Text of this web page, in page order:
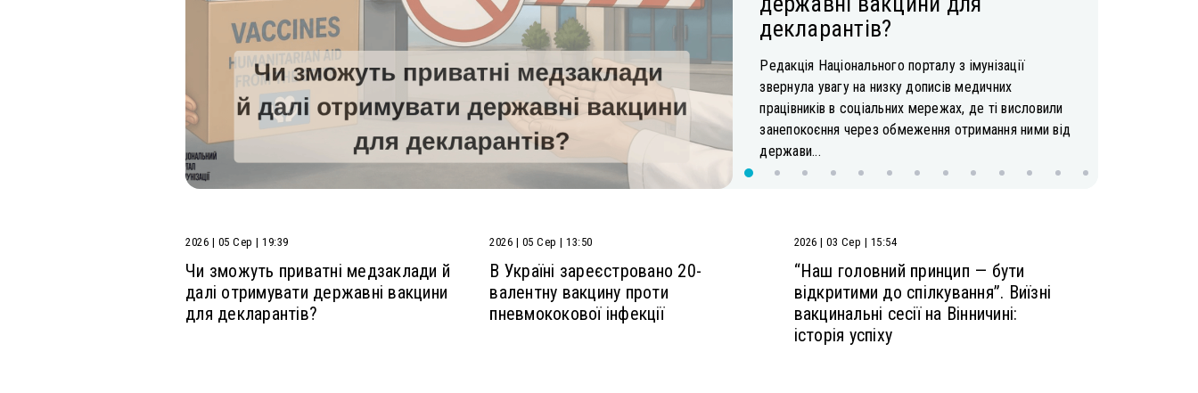
декларантів?
Редакція Національного порталу з імунізації
звернула увагу на низку дописів медичних
працівників в соціальних мережах, де ті висловили
занепокоєння через обмеження отримання ними від
держави...
2026 | 05 Сер | 19:39
Чи зможуть приватні медзаклади й
далі отримувати державні вакцини
для декларантів?
2026 | 05 Сер | 13:50
В Україні зареєстровано 20-
валентну вакцину проти
пневмококової інфекції
2026 | 03 Сер | 15:54
“Наш головний принцип — бути
відкритими до спілкування”. Виїзні
вакцинальні сесії на Вінничині:
історія успіху